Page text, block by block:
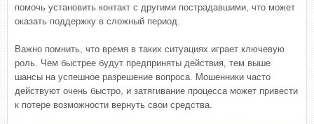
помочь установить контакт с другими пострадавшими, что может
оказать поддержку в сложный период.
Важно помнить, что время в таких ситуациях играет ключевую
роль. Чем быстрее будут предприняты действия, тем выше
шансы на успешное разрешение вопроса. Мошенники часто
действуют очень быстро, и затягивание процесса может привести
к потере возможности вернуть свои средства.